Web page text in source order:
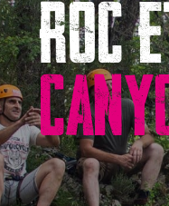
ROC